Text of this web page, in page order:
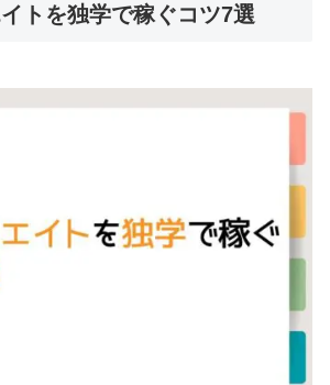
トを独学で稼ぐコツ7選